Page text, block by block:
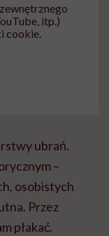
itp.)
cookie.
ubrań.
–
osobistych
Przez
płakać.